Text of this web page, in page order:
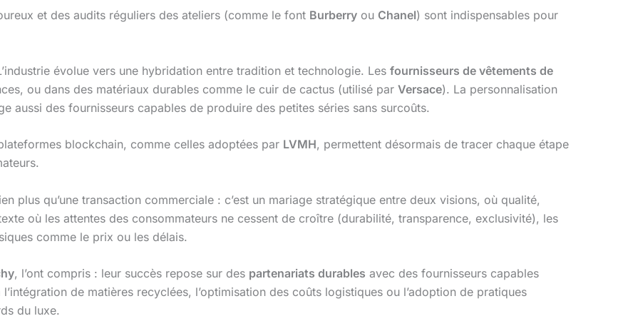
et des audits réguliers des ateliers (comme le font Burberry ou Chanel) sont indispensables pour
évolue vers une hybridation entre tradition et technologie. Les fournisseurs de vêtements de
ou dans des matériaux durables comme le cuir de cactus (utilisé par Versace). La personnalisation
aussi des fournisseurs capables de produire des petites séries sans surcoûts.
blockchain, comme celles adoptées par LVMH, permettent désormais de tracer chaque étape
plus qu’une transaction commerciale : c’est un mariage stratégique entre deux visions, où qualité,
où les attentes des consommateurs ne cessent de croître (durabilité, transparence, exclusivité), les
comme le prix ou les délais.
, l’ont compris : leur succès repose sur des partenariats durables avec des fournisseurs capables
de matières recyclées, l’optimisation des coûts logistiques ou l’adoption de pratiques
du luxe.